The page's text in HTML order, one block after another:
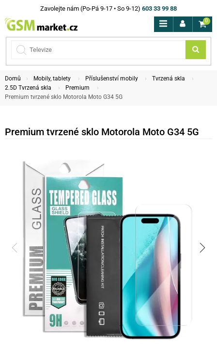
Zavolejte nám (Po-Pá 9-17 • So 9-12) 603 33 99 88
0
Domů Mobily, tablety Příslušenství mobily
Tvrzená skla
2.5D Tvrzená skla
Premium
Premium tvrzené sklo Motorola Moto G34 5G
Premium tvrzené sklo Motorola Moto G34 5G